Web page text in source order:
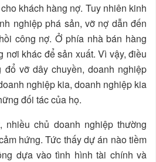
khách hàng nợ. Tuy nhiên kinh
nghiệp phá sản, vỡ nợ dẫn đến
công nợ. Ở phía nhà bán hàng
nơi khác để sản xuất. Vì vậy, điều
đổ vỡ dây chuyền, doanh nghiệp
nghiệp kia, doanh nghiệp kia
đối tác của họ.
chủ doanh nghiệp thường
hứng. Tức thấy dự án nào tiềm
dựa vào tình hình tài chính và